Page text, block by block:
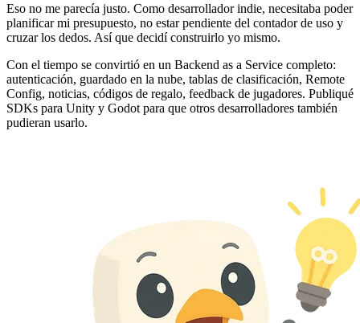
Eso no me parecía justo. Como desarrollador indie, necesitaba poder
planificar mi presupuesto, no estar pendiente del contador de uso y
cruzar los dedos. Así que decidí construirlo yo mismo.
Con el tiempo se convirtió en un Backend as a Service completo:
autenticación, guardado en la nube, tablas de clasificación, Remote
Config, noticias, códigos de regalo, feedback de jugadores. Publiqué
SDKs para Unity y Godot para que otros desarrolladores también
pudieran usarlo.